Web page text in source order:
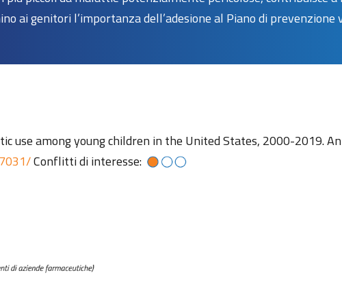
ai genitori l’importanza dell’adesione al Piano di prevenzione
use among young children in the United States, 2000-2019.
Conflitti di interesse: